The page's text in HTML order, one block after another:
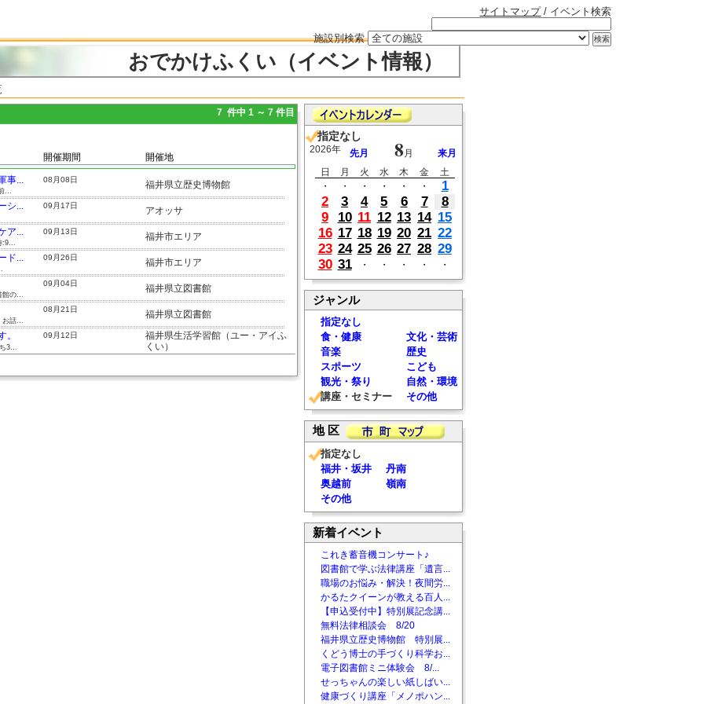
サイトマップ/ イベント検索
施設別検索
おでかけふくい（イベント情報）
7 件中 1 ～ 7 件目
開催期間 開催地
事... 08月08日 福井県立歴史博物館
...
シ... 09月17日
アオッサ
ア...
09月13日 福井市エリア
:9...
ド... 09月26日 福井市エリア
09月04日 福井県立図書館
館の...
08月21日 福井県立図書館
お話...
。 09月12日
福井県生活学習館（ユー・アイふ
くい）
3...
指定なし
2026年 先月 8 月
来月
日
月 火 水 木 金
土
・
・ ・ ・ ・ ・
1
2
3 4 5 6 7
8
9
10 11 12 13 14 15
16 17 18 19 20 21 22
23 24 25 26 27 28 29
30 31 ・ ・ ・ ・ ・
ジャンル
指定なし
食・健康
文化・芸術
音楽
歴史
スポーツ
こども
観光・祭り
自然・環境
講座・セミナー
その他
地 区
指定なし
福井・坂井
丹南
奥越前
嶺南
その他
新着イベント
これき蓄音機コンサート♪
図書館で学ぶ法律講座「遺言...
職場のお悩み・解決！夜間労...
かるたクイーンが教える百人...
【申込受付中】特別展記念講...
無料法律相談会 8/20
福井県立歴史博物館 特別展...
くどう博士の手づくり科学お...
電子図書館ミニ体験会 8/...
せっちゃんの楽しい紙しばい...
健康づくり講座「メノポハン...